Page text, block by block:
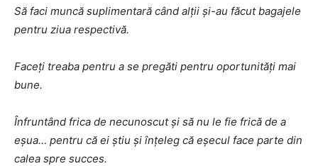
Să faci muncă suplimentară când alții și-au făcut bagajele
pentru ziua respectivă.
Faceți treaba pentru a se pregăti pentru oportunități mai
bune.
Înfruntând frica de necunoscut și să nu le fie frică de a
eșua… pentru că ei știu și înțeleg că eșecul face parte din
calea spre succes.